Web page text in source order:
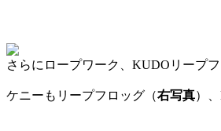
さらにロープワーク、KUDOリープ
ケニーもリープフロッグ（右写真）